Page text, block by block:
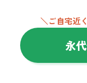
＼ご自宅近
永